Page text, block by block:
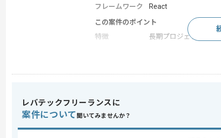
フレームワーク
React
この案件のポイント
特徴
長期プロジェクト , 外
求めるスキル
歓迎スキル
レバテックフリーランスに
案件について 聞いてみませんか？